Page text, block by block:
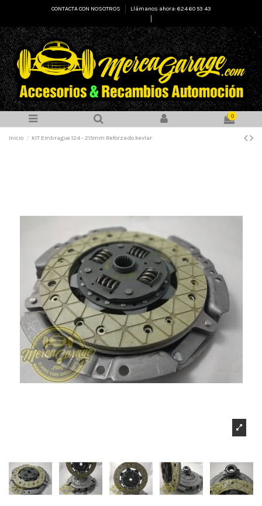
CONTACTA CON NOSOTROS
Llámanos ahora: 624 60 53 43
0
Inicio KIT Embrague 124 - 215mm Reforzado kevlar